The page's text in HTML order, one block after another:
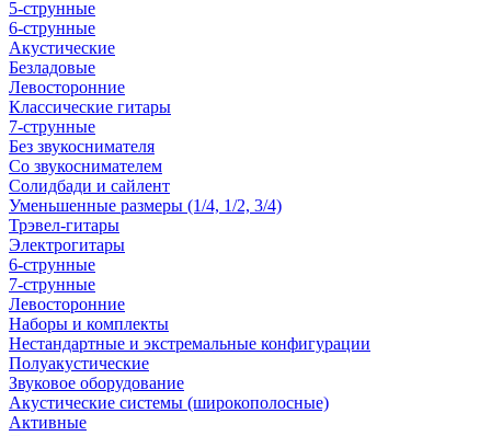
5-струнные
6-струнные
Акустические
Безладовые
Левосторонние
Классические гитары
7-струнные
Без звукоснимателя
Со звукоснимателем
Солидбади и сайлент
Уменьшенные размеры (1/4, 1/2, 3/4)
Трэвел-гитары
Электрогитары
6-струнные
7-струнные
Левосторонние
Наборы и комплекты
Нестандартные и экстремальные конфигурации
Полуакустические
Звуковое оборудование
Акустические системы (широкополосные)
Активные